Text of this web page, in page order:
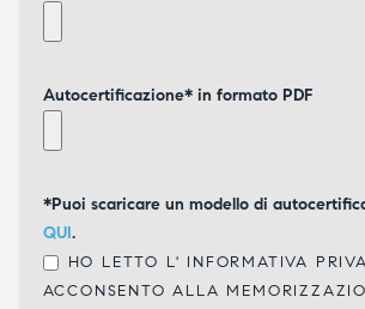
Autocertificazione* in formato PDF
*Puoi scaricare un modello di
QUI.
HO LETTO L' INFORMATIVA
ACCONSENTO ALLA